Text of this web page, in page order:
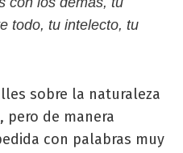
todo, tu intelecto, tu
sobre la naturaleza
de manera
con palabras muy